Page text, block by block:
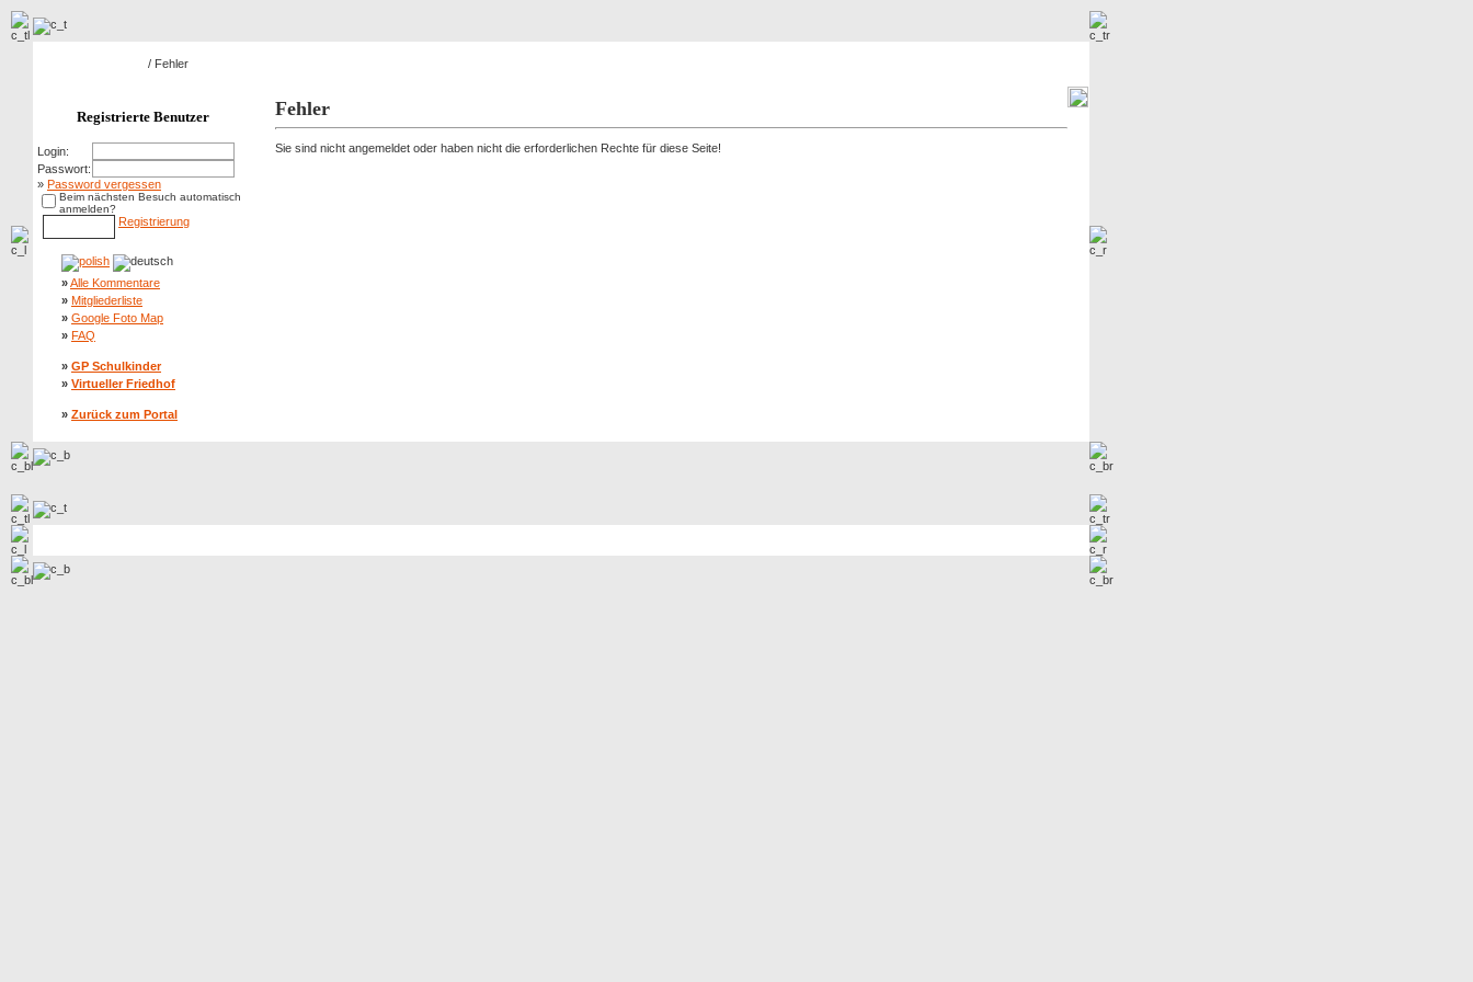
/ Fehler
Registrierte Benutzer
Login:
Passwort:
» Password vergessen
Beim nächsten Besuch automatisch
anmelden?
Registrierung
»Alle Kommentare
» Mitgliederliste
» Google Foto Map
» FAQ
» GP Schulkinder
» Virtueller Friedhof
» Zurück zum Portal
Fehler
Sie sind nicht angemeldet oder haben nicht die erforderlichen Rechte für diese Seite!